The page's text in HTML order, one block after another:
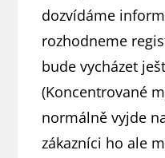
dozvídáme
rozhodneme
bude vycházet
(Koncentrované
normálně vyjde
zákazníci ho ale